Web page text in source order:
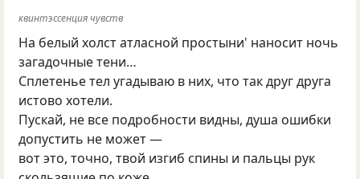
квинтэссенция чувств
На белый холст атласной простыни' наносит ночь
загадочные тени…
Сплетенье тел угадываю в них, что так друг друга
истово хотели.
Пускай, не все подробности видны, душа ошибки
допустить не может —
вот это, точно, твой изгиб спины и пальцы рук